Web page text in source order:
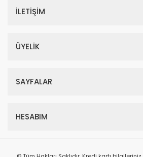
İLETİŞİM
ÜYELİK
SAYFALAR
HESABIM